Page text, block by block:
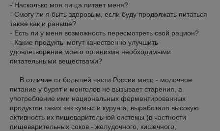
- Насколько моя пища питает меня?
- Смогу ли я быть здоровым, если буду продолжать питаться
также как и раньше?
- Есть ли у меня возможность пересмотреть свой рацион?
- Какие продукты могут качественно улучшить
удовлетворение моего организма необходимыми
питательными веществами?
В отличие от большей части России мясо - молочное
питание у бурят и монголов не вызывает старения, а
употребление ими национальных ферментированных
продуктов таких как кумыс и курунга, выработало высокую
активность их пищеварительной системы (в частности
пищеварительных соков - желудочного, кишечного,